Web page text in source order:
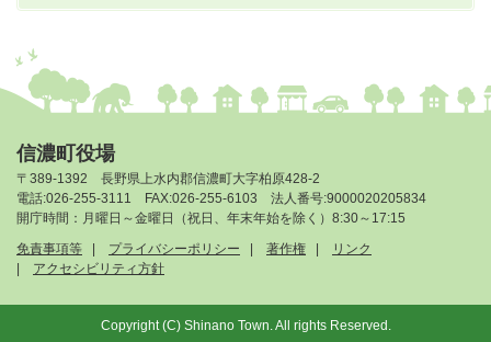
信濃町役場
〒389-1392 長野県上水内郡信濃町大字柏原428-2
電話:026-255-3111 FAX:026-255-6103 法人番号:9000020205834
開庁時間：月曜日～金曜日（祝日、年末年始を除く）8:30～17:15
免責事項等
プライバシーポリシー 著作権
リンク
アクセシビリティ方針
Copyright (C) Shinano Town. All rights Reserved.